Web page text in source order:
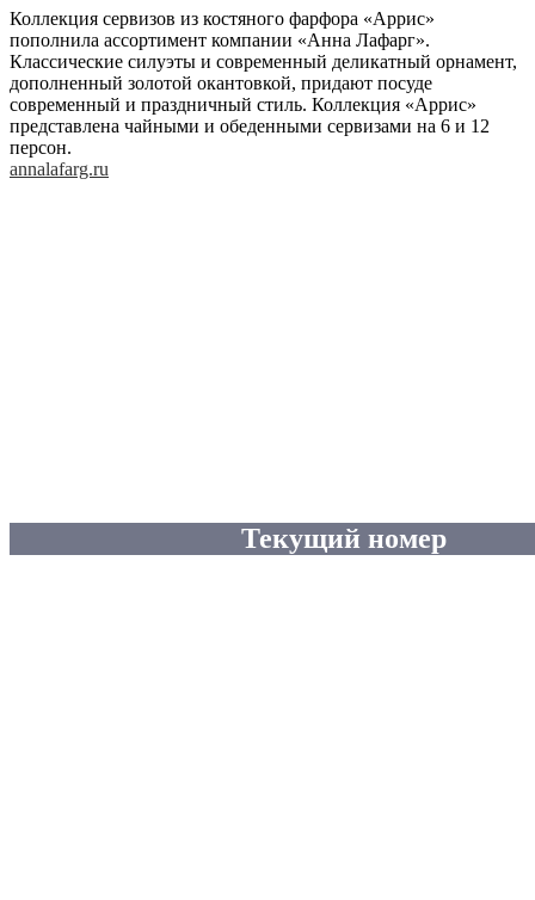
Коллекция сервизов из костяного фарфора «Аррис»
пополнила ассортимент компании «Анна Лафарг».
Классические силуэты и современный деликатный орнамент,
дополненный золотой окантовкой, придают посуде
современный и праздничный стиль. Коллекция «Аррис»
представлена чайными и обеденными сервизами на 6 и 12
персон.
annalafarg.ru
Текущий номер